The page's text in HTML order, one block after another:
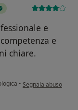
e
e
chiare.
• secondo l'opinione
Segnala abuso